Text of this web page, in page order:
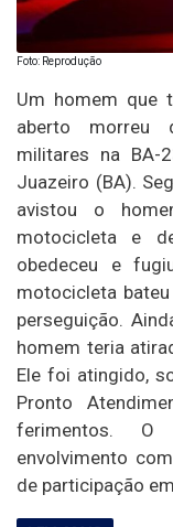
Foto: Reprodução
Um homem que
aberto morreu
militares na BA-
Juazeiro (BA).
avistou o
motocicleta e
obedeceu e
motocicleta
perseguição.
homem teria
Ele foi atingido,
Pronto
ferimentos.
envolvimento
de participação